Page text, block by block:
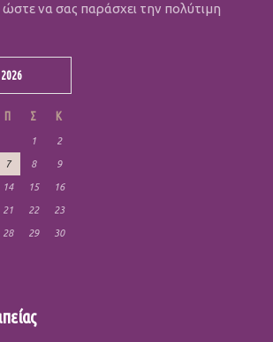
ώστε να σας παράσχει την πολύτιμη
Π Σ Κ
1 2
7 8 9
14 15 16
21 22 23
28 29 30